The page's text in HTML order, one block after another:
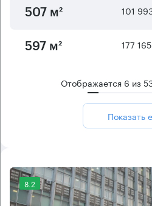
507 м² 101
597 м² 177
Отображается 6 из
Показать
8.2